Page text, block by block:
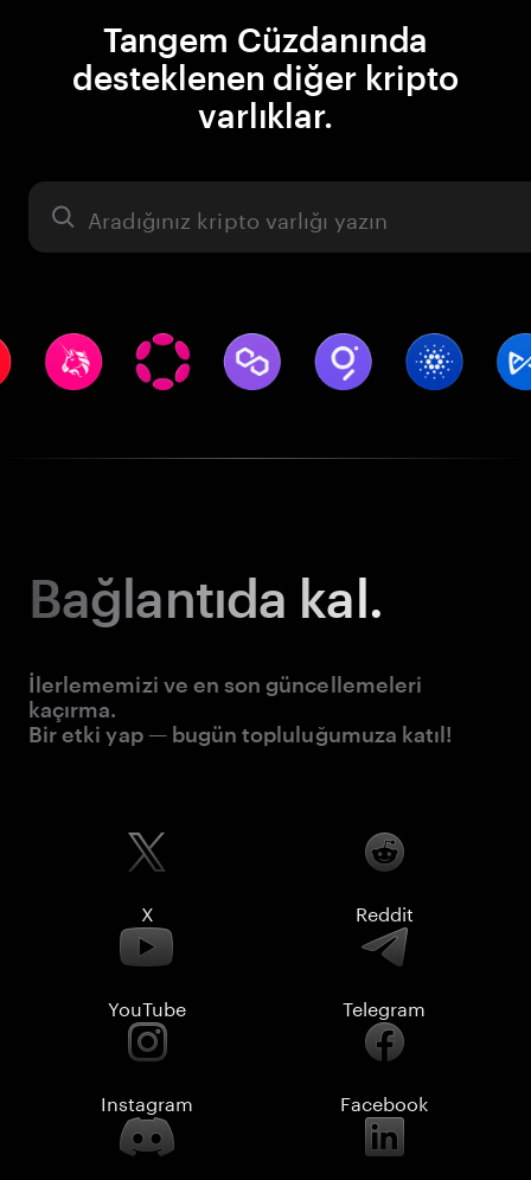
Tangem Cüzdanında
desteklenen diğer kripto
varlıklar.
Varlık
Bağlantıda kal.
İlerlememizi ve en son güncellemeleri
kaçırma.
Bir etki yap — bugün topluluğumuza katıl!
X Reddit
YouTube Telegram
Instagram Facebook